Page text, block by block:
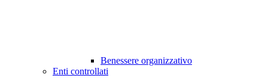
Benessere organizzativo
Enti controllati